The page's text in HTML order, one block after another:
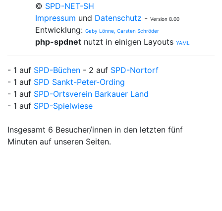
© SPD-NET-SH
Impressum und Datenschutz - Version 8.00
Entwicklung: Gaby Lönne, Carsten Schröder
php-spdnet nutzt in einigen Layouts YAML
- 1 auf SPD-Büchen - 2 auf SPD-Nortorf
- 1 auf SPD Sankt-Peter-Ording
- 1 auf SPD-Ortsverein Barkauer Land
- 1 auf SPD-Spielwiese
Insgesamt 6 Besucher/innen in den letzten fünf
Minuten auf unseren Seiten.